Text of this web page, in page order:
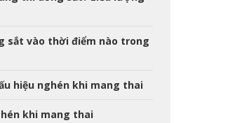
sắt vào thời điểm nào trong
hiệu nghén khi mang thai
khi mang thai